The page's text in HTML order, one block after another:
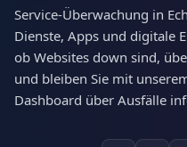
Service-Überwachung in
Dienste, Apps und digitale
ob Websites down sind,
und bleiben Sie mit
Dashboard über Ausfälle